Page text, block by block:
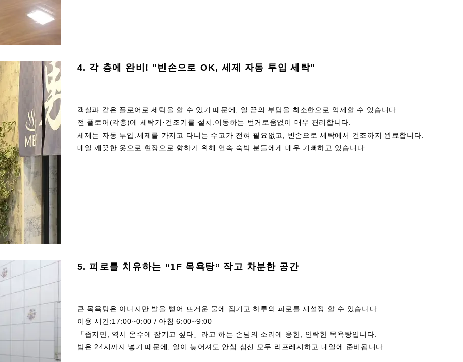
4. 각 층에 완비! "빈손으로 OK, 세제 자동 투입 세탁"
객실과 같은 플로어로 세탁을 할 수 있기 때문에, 일 끝의 부담을 최소한으로 억제할 수 있습니다.
전 플로어(각층)에 세탁기·건조기를 설치.이동하는 번거로움없이 매우 편리합니다.
세제는 자동 투입.세제를 가지고 다니는 수고가 전혀 필요없고, 빈손으로 세탁에서 건조까지 완료합니다.
매일 깨끗한 옷으로 현장으로 향하기 위해 연속 숙박 분들에게 매우 기뻐하고 있습니다.
5. 피로를 치유하는 “1F 목욕탕” 작고 차분한 공간
큰 목욕탕은 아니지만 발을 뻗어 뜨거운 물에 잠기고 하루의 피로를 재설정 할 수 있습니다.
이용 시간:17:00~0:00 / 아침 6:00~9:00
「좁지만, 역시 온수에 잠기고 싶다」라고 하는 손님의 소리에 응한, 안락한 목욕탕입니다.
밤은 24시까지 넣기 때문에, 일이 늦어져도 안심.심신 모두 리프레시하고 내일에 준비됩니다.